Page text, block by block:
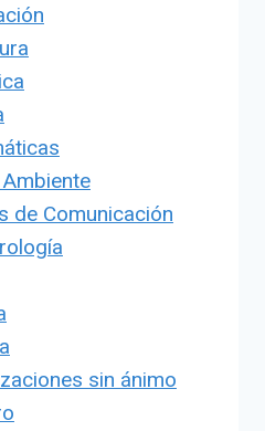
de Comunicación
sin ánimo